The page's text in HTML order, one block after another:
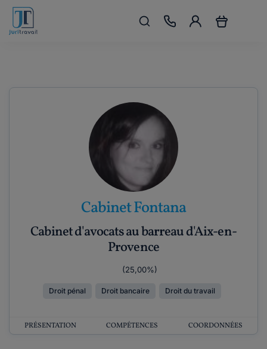
Cabinet Fontana
Cabinet d'avocats au barreau d'Aix-en-
Provence
(25,00%)
Droit pénal Droit bancaire Droit du travail
PRÉSENTATION COMPÉTENCES COORDONNÉES